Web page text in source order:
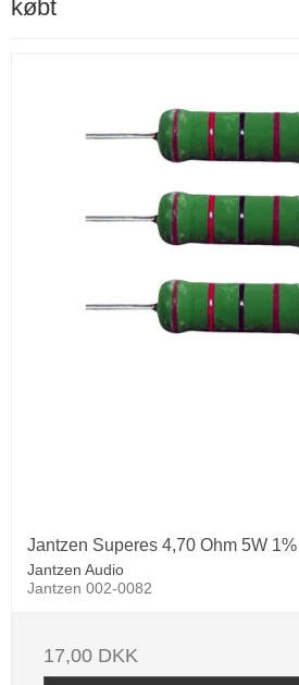
købt
Jantzen Superes 4,70 Ohm 5W 1%
Jantzen Audio
Jantzen 002-0082
17,00 DKK